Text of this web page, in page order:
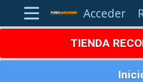
Acceder
TIENDA